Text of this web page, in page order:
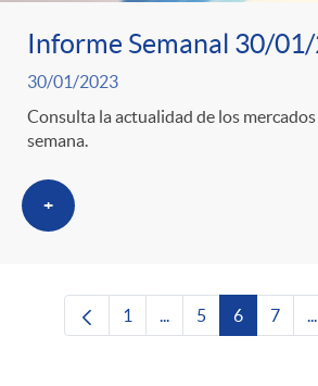
Informe Semanal 30/
30/01/2023
Consulta la actualidad de los
semana.
+
Página
1 ...Páginas intermedias
Página
5 Página
6 Página
7 ...